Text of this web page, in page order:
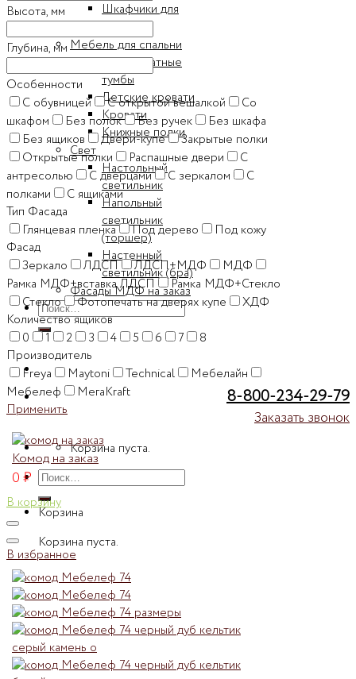
Шкафчики для
ванной
Мебель для спальни
Прикроватные
тумбы
Детские кровати
Кровати
Книжные полки
Свет
Настольный
светильник
Напольный
светильник
(торшер)
Настенный
светильник (бра)
Фасады МДФ на заказ
Искать:
8-800-234-29-79
Заказать звонок
Корзина пуста.
Искать:
Корзина
Корзина пуста.
Высота, мм
Глубина, мм
Особенности
C обувницей
C открытой вешалкой
Cо
шкафом
Без полок Без ручек
Без шкафа
Без ящиков
Двери-купе
Закрытые полки
Открытые полки
Распашные двери
С
антресолью
С дверцами С зеркалом
С
полками
С ящиками
Тип Фасада
Глянцевая пленка
Под дерево
Под кожу
Фасад
Зеркало
ЛДСП ЛДСП+МДФ
МДФ
Рамка МДФ+вставка ЛДСП
Рамка МДФ+Стекло
Стекло
Фотопечать на дверях купе
ХДФ
Количество ящиков
0
1 2 3 4 5 6 7
8
Производитель
Freya
Maytoni Technical
Мебелайн
Мебелеф
МегаKraft
Применить
Комод на заказ
0₽
В корзину
В избранное